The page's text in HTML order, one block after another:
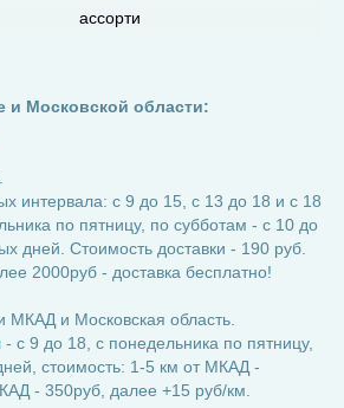
ассорти
и Московской области:
интервала: с 9 до 15, с 13 до 18 и с 18
по пятницу, по субботам - с 10 до
дней. Стоимость доставки - 190 руб.
2000руб - доставка бесплатно!
МКАД и Московская область.
с 9 до 18, с понедельника по пятницу,
стоимость: 1-5 км от МКАД -
- 350руб, далее +15 руб/км.